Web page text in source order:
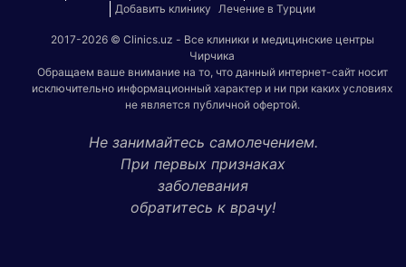
Добавить клинику
Лечение в Турции
2017-2026 © Clinics.uz - Все клиники и медицинские центры
Чирчика
Обращаем ваше внимание на то, что данный интернет-сайт носит
исключительно информационный характер и ни при каких условиях
не является публичной офертой.
Не занимайтесь самолечением.
При первых признаках
заболевания
обратитесь к врачу!